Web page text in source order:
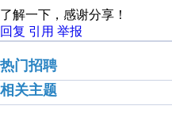
了解一下，感谢分享！
回复 引用 举报
热门招聘
相关主题